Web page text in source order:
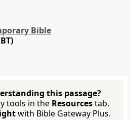
Bible
this passage?
tools in the Resourcestab.
with Bible Gateway Plus.